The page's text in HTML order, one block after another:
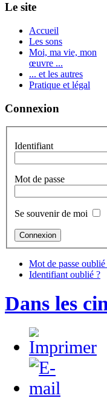
Le site
Accueil
Les sons
Moi, ma vie, mon
œuvre ...
... et les autres
Pratique et légal
Connexion
Identifiant
Mot de passe
Se souvenir de moi
Mot de passe oublié
Identifiant oublié ?
Dans les